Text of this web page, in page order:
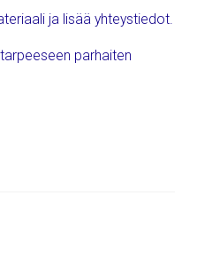
ja lisää yhteystiedot.
parhaiten